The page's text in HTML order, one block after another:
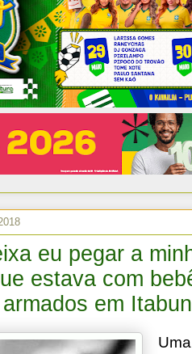
eu pegar a
estava com
em